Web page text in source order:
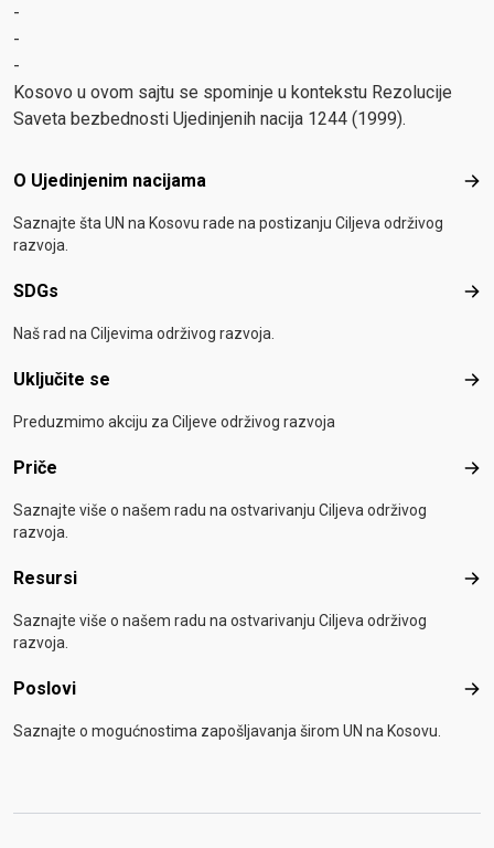
-
-
-
Kosovo u ovom sajtu se spominje u kontekstu Rezolucije
Saveta bezbednosti Ujedinjenih nacija 1244 (1999).
Footer menu
O Ujedinjenim nacijama O
Saznajte šta UN na Kosovu rade na postizanju Ciljeva održivog
razvoja.
SDGs
Naš rad na Ciljevima održivog razvoja.
Uključite se
Preduzmimo akciju za Ciljeve održivog razvoja
Priče
Saznajte više o našem radu na ostvarivanju Ciljeva održivog
razvoja.
Resursi
Saznajte više o našem radu na ostvarivanju Ciljeva održivog
razvoja.
Poslovi
Saznajte o mogućnostima zapošljavanja širom UN na Kosovu.